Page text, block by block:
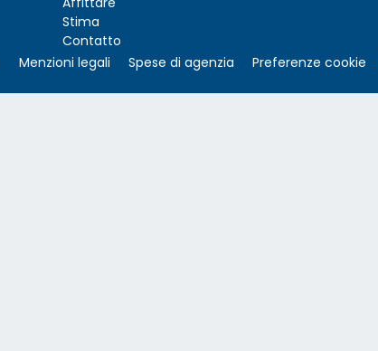
Stima
Contatto
Menzioni legali Spese di agenzia Preferenze cookie